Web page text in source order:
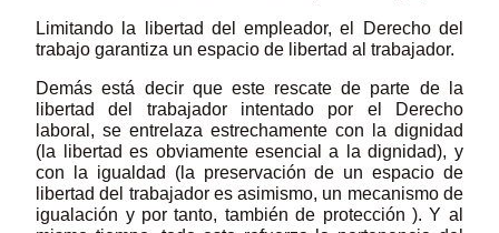
Limitando la libertad del empleador, el Derecho del
trabajo garantiza un espacio de libertad al trabajador.
Demás está decir que este rescate de parte de la
libertad del trabajador intentado por el Derecho
laboral, se entrelaza estrechamente con la dignidad
(la libertad es obviamente esencial a la dignidad), y
con la igualdad (la preservación de un espacio de
libertad del trabajador es asimismo, un mecanismo de
igualación y por tanto, también de protección ). Y al